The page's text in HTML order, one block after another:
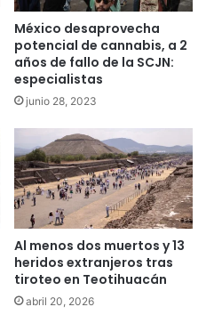
México desaprovecha
potencial de cannabis, a 2
años de fallo de la SCJN:
especialistas
junio 28, 2023
Al menos dos muertos y 13
heridos extranjeros tras
tiroteo en Teotihuacán
abril 20, 2026